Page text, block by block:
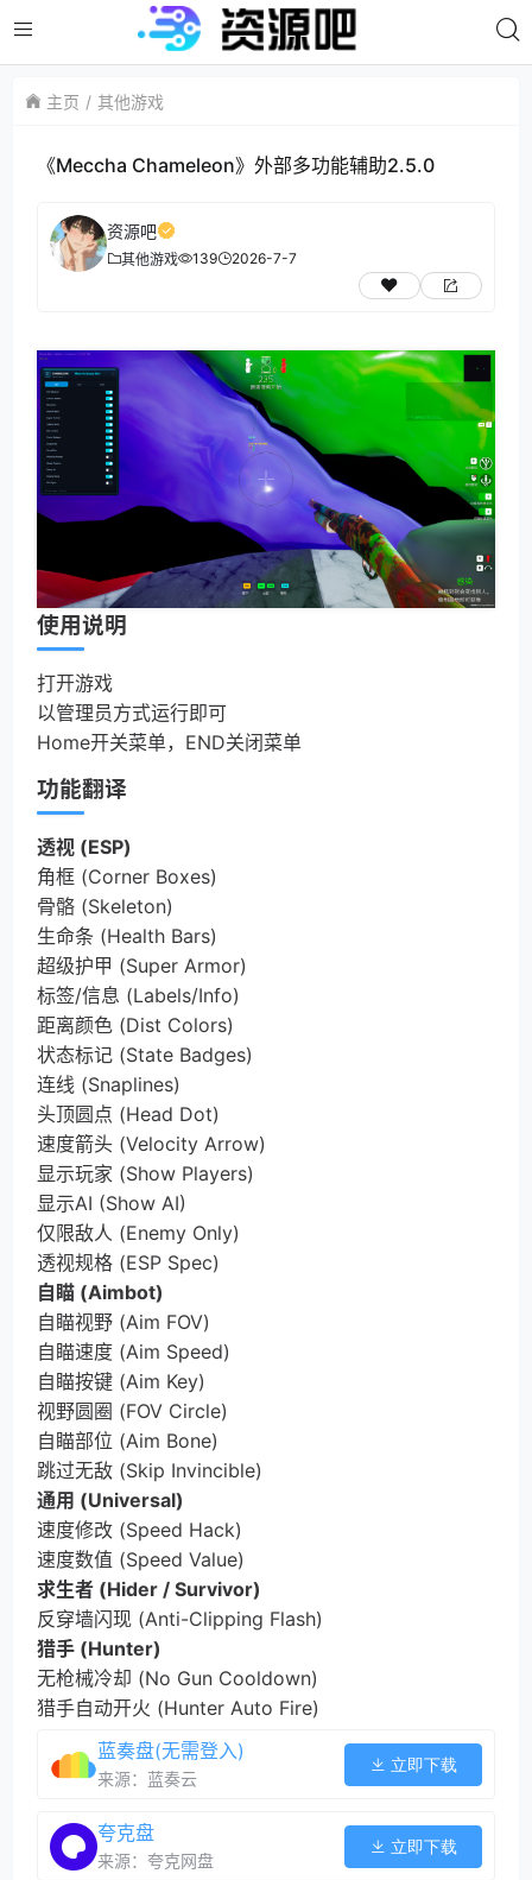
主页 其他游戏
《Meccha Chameleon》外部多功能辅助2.5.0
资源吧
其他游戏 139 2026-7-7
使用说明
打开游戏
以管理员方式运行即可
Home开关菜单，END关闭菜单
功能翻译
透视 (ESP)
角框 (Corner Boxes)
骨骼 (Skeleton)
生命条 (Health Bars)
超级护甲 (Super Armor)
标签/信息 (Labels/Info)
距离颜色 (Dist Colors)
状态标记 (State Badges)
连线 (Snaplines)
头顶圆点 (Head Dot)
速度箭头 (Velocity Arrow)
显示玩家 (Show Players)
显示AI (Show AI)
仅限敌人 (Enemy Only)
透视规格 (ESP Spec)
自瞄 (Aimbot)
自瞄视野 (Aim FOV)
自瞄速度 (Aim Speed)
自瞄按键 (Aim Key)
视野圆圈 (FOV Circle)
自瞄部位 (Aim Bone)
跳过无敌 (Skip Invincible)
通用 (Universal)
速度修改 (Speed Hack)
速度数值 (Speed Value)
求生者 (Hider / Survivor)
反穿墙闪现 (Anti-Clipping Flash)
猎手 (Hunter)
无枪械冷却 (No Gun Cooldown)
猎手自动开火 (Hunter Auto Fire)
蓝奏盘(无需登入)
来源：蓝奏云
立即下载
夸克盘
来源：夸克网盘
立即下载